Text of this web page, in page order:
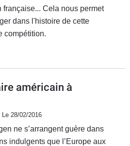
française... Cela nous permet
dans l'histoire de cette
compétition.
américain à
Le 28/02/2016
ne s’arrangent guère dans
indulgents que l’Europe aux